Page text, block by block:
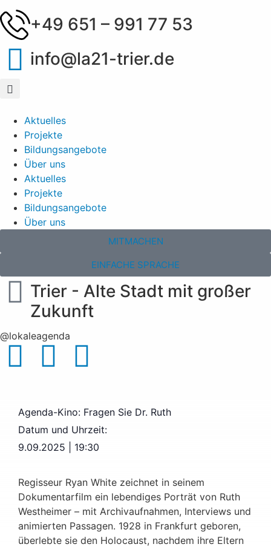
+49 651 – 991 77 53
info@la21-trier.de
Aktuelles
Projekte
Bildungsangebote
Über uns
Aktuelles
Projekte
Bildungsangebote
Über uns
MITMACHEN
EINFACHE SPRACHE
Trier - Alte Stadt mit großer
Zukunft
@lokaleagenda
Agenda-Kino: Fragen Sie Dr. Ruth
Datum und Uhrzeit:
9.09.2025
19:30
Regisseur Ryan White zeichnet in seinem
Dokumentarfilm ein lebendiges Porträt von Ruth
Westheimer – mit Archivaufnahmen, Interviews und
animierten Passagen. 1928 in Frankfurt geboren,
überlebte sie den Holocaust, nachdem ihre Eltern